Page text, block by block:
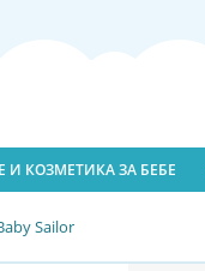
И КОЗМЕТИКА ЗА БЕБЕ
Sailor